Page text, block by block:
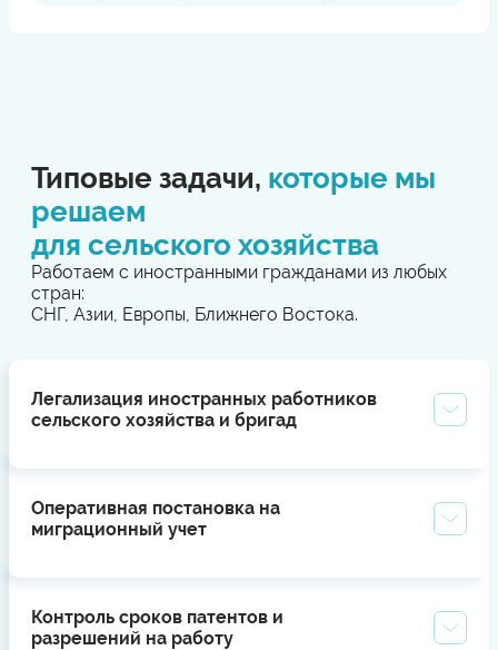
Типовые задачи, которые мы
решаем
для сельского хозяйства
Работаем с иностранными гражданами из любых
стран:
СНГ, Азии, Европы, Ближнего Востока.
Легализация иностранных работников
сельского хозяйства и бригад
Оперативная постановка на
миграционный учет
Контроль сроков патентов и
разрешений на работу